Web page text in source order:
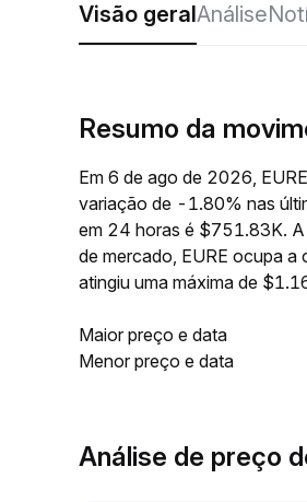
Visão geralAnálise
Resumo da
Em 6 de ago de 2026,
variação de -1.80% nas
em 24 horas é $751.83K.
de mercado, EURE ocupa
atingiu uma máxima de
Maior preço e data
Menor preço e data
Análise de preço